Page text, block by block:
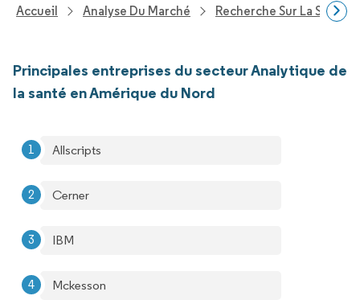
Accueil Analyse Du Marché Recherche Sur La Santé
Principales entreprises du secteur Analytique de
la santé en Amérique du Nord
Allscripts
Cerner
IBM
Mckesson